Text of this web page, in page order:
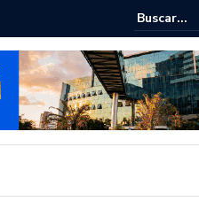
com UFAL e Faculdade de